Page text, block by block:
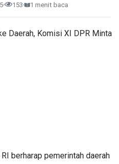
153 1 menit baca
berharap pemerintah daerah